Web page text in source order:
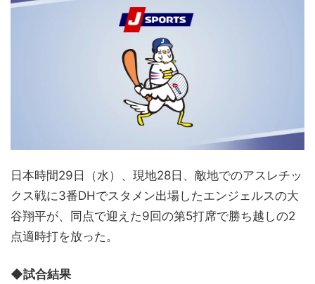
日本時間29日（水）、現地28日、敵地でのアスレチッ
クス戦に3番DHでスタメン出場したエンジェルスの大
谷翔平が、同点で迎えた9回の第5打席で勝ち越しの2
点適時打を放った。
◆試合結果